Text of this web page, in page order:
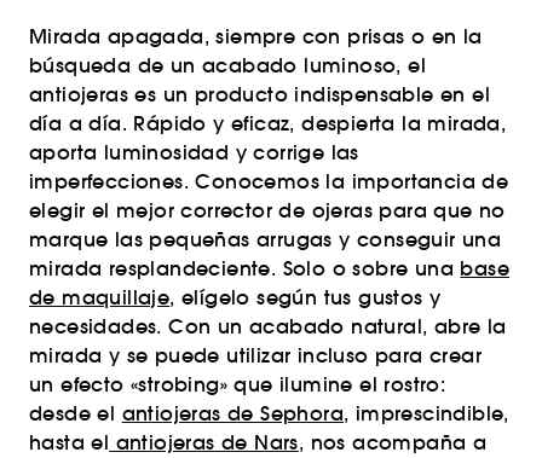
Mirada apagada, siempre con prisas o en la
búsqueda de un acabado luminoso, el
antiojeras es un producto indispensable en el
día a día. Rápido y eficaz, despierta la mirada,
aporta luminosidad y corrige las
imperfecciones. Conocemos la importancia de
elegir el mejor corrector de ojeras para que no
marque las pequeñas arrugas y conseguir una
mirada resplandeciente. Solo o sobre una base
de maquillaje, elígelo según tus gustos y
necesidades. Con un acabado natural, abre la
mirada y se puede utilizar incluso para crear
un efecto «strobing» que ilumine el rostro:
desde el antiojeras de Sephora, imprescindible,
hasta el antiojeras de Nars, nos acompaña a